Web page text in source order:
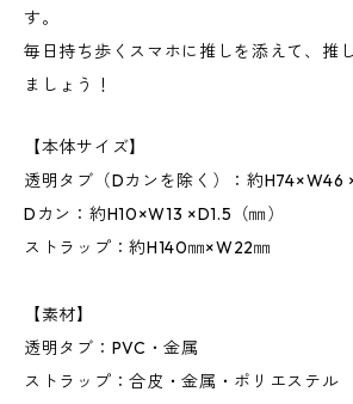
す。
毎日持ち歩くスマホに推しを添えて、推
ましょう！
【本体サイズ】
透明タブ（Dカンを除く）：約H74×W46
Dカン：約H10×W13 ×D1.5（㎜）
ストラップ：約H140㎜×W22㎜
【素材】
透明タブ：PVC・金属
ストラップ：合皮・金属・ポリエステル